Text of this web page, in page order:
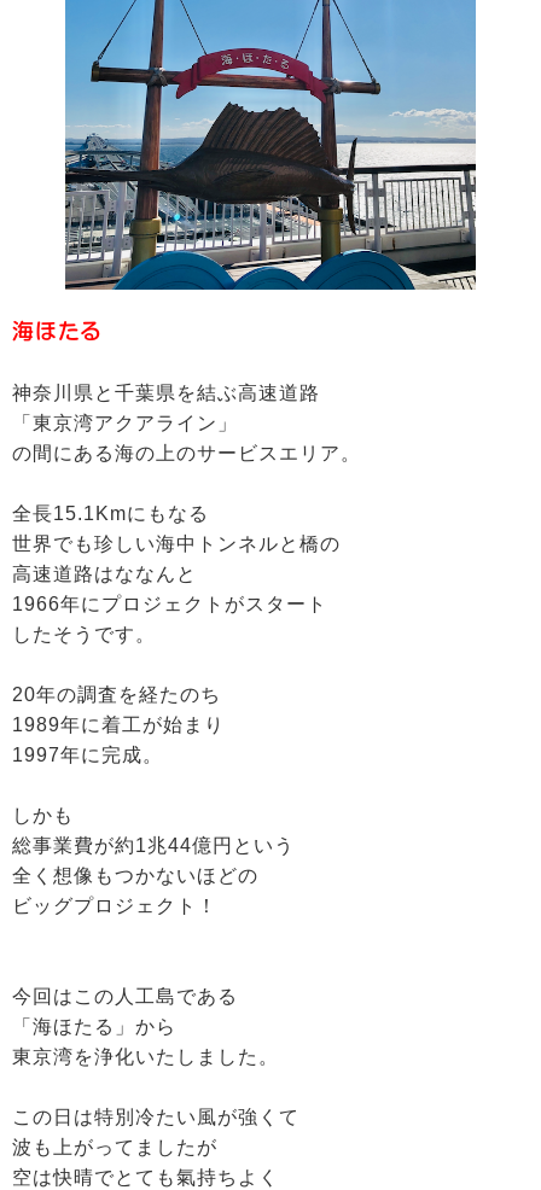
海ほたる
神奈川県と千葉県を結ぶ高速道路
「東京湾アクアライン」
の間にある海の上のサービスエリア。
全長15.1Kmにもなる
世界でも珍しい海中トンネルと橋の
高速道路はななんと
1966年にプロジェクトがスタート
したそうです。
20年の調査を経たのち
1989年に着工が始まり
1997年に完成。
しかも
総事業費が約1兆44億円という
全く想像もつかないほどの
ビッグプロジェクト！
今回はこの人工島である
「海ほたる」から
東京湾を浄化いたしました。
この日は特別冷たい風が強くて
波も上がってましたが
空は快晴でとても氣持ちよく